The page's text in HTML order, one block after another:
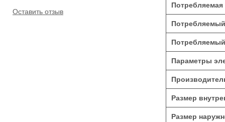
Параметры
Размер
Размер
Оставить отзыв